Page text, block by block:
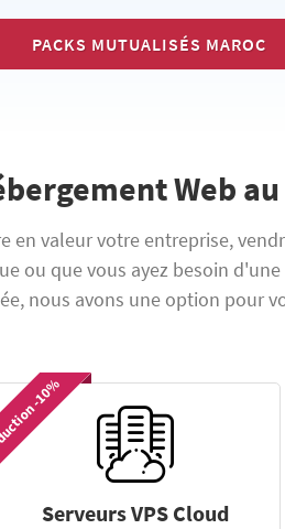
PACKS MUTUALISÉS MAROC
Web
en valeur votre entreprise,
ou que vous ayez besoin
nous avons une option pour
-10%
Serveurs VPS Cloud